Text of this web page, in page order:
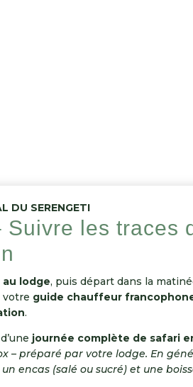
DU SERENGETI
Suivre les traces
lodge, puis départ dans la
votre guide chauffeur
.
journée complète de safari
– préparé par votre lodge. En
encas (salé ou sucré) et une